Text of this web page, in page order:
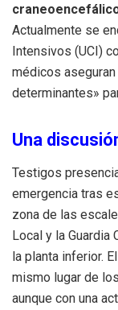
Actualmente se
Intensivos (UCI)
médicos
determinantes»
Una
Testigos
emergencia tras
zona de las
Local y la Guardia
la planta inferior.
mismo lugar de
aunque con una